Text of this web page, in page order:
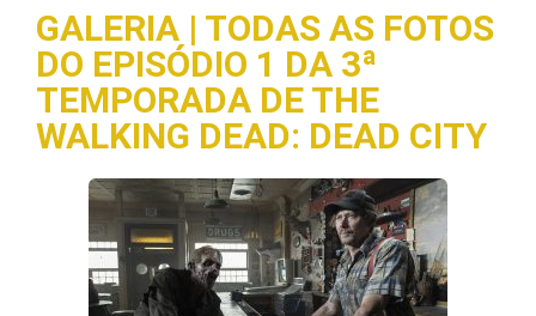
GALERIA | TODAS AS FOTOS
DO EPISÓDIO 1 DA 3ª
TEMPORADA DE THE
WALKING DEAD: DEAD CITY